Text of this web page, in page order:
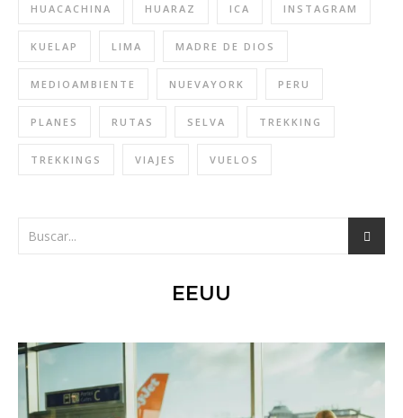
HUACACHINA HUARAZ ICA INSTAGRAM
KUELAP LIMA MADRE DE DIOS
MEDIOAMBIENTE NUEVAYORK PERU
PLANES RUTAS SELVA TREKKING
TREKKINGS VIAJES VUELOS
EEUU